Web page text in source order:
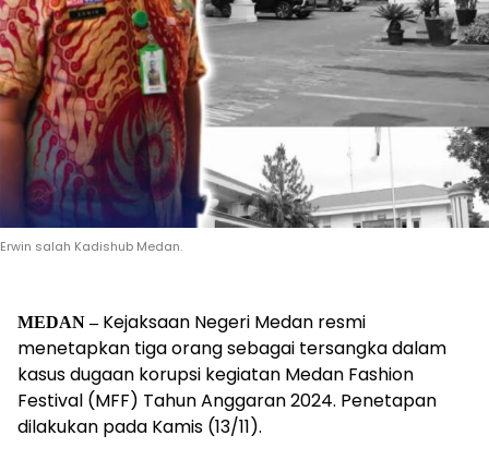
Erwin salah Kadishub Medan.
MEDAN –Kejaksaan Negeri Medan resmi
menetapkan tiga orang sebagai tersangka dalam
kasus dugaan korupsi kegiatan Medan Fashion
Festival (MFF) Tahun Anggaran 2024. Penetapan
dilakukan pada Kamis (13/11).